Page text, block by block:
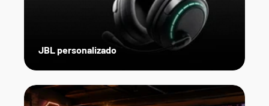
JBL personalizado